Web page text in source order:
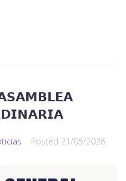
Posted 21/05/2026